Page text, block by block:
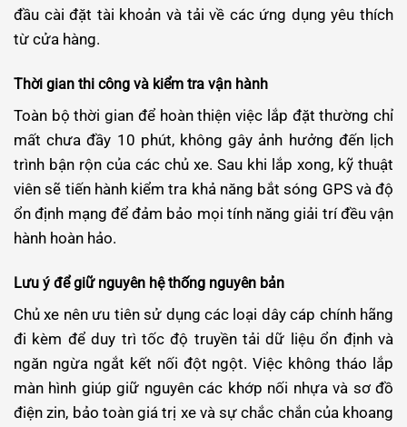
đầu cài đặt tài khoản và tải về các ứng dụng yêu thích
từ cửa hàng.
Thời gian thi công và kiểm tra vận hành
Toàn bộ thời gian để hoàn thiện việc lắp đặt thường chỉ
mất chưa đầy 10 phút, không gây ảnh hưởng đến lịch
trình bận rộn của các chủ xe. Sau khi lắp xong, kỹ thuật
viên sẽ tiến hành kiểm tra khả năng bắt sóng GPS và độ
ổn định mạng để đảm bảo mọi tính năng giải trí đều vận
hành hoàn hảo.
Lưu ý để giữ nguyên hệ thống nguyên bản
Chủ xe nên ưu tiên sử dụng các loại dây cáp chính hãng
đi kèm để duy trì tốc độ truyền tải dữ liệu ổn định và
ngăn ngừa ngắt kết nối đột ngột. Việc không tháo lắp
màn hình giúp giữ nguyên các khớp nối nhựa và sơ đồ
điện zin, bảo toàn giá trị xe và sự chắc chắn của khoang